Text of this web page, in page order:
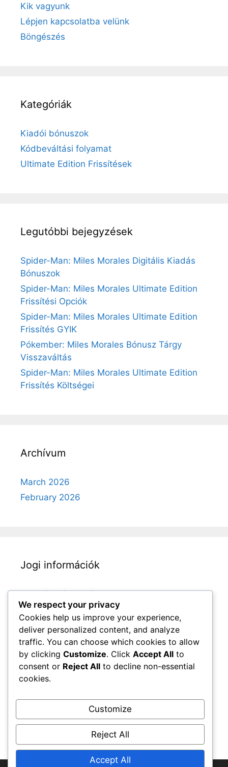
Kik vagyunk
Lépjen kapcsolatba velünk
Böngészés
Kategóriák
Kiadói bónuszok
Kódbeváltási folyamat
Ultimate Edition Frissítések
Legutóbbi bejegyzések
Spider-Man: Miles Morales Digitális Kiadás
Bónuszok
Spider-Man: Miles Morales Ultimate Edition
Frissítési Opciók
Spider-Man: Miles Morales Ultimate Edition
Frissítés GYIK
Pókember: Miles Morales Bónusz Tárgy
Visszaváltás
Spider-Man: Miles Morales Ultimate Edition
Frissítés Költségei
Archívum
March 2026
February 2026
Jogi információk
Szolgáltatási feltételek
Sütik és követés
Lépjen kapcsolatba velünk
Kik vagyunk
Az Ön adatvédelme
Search
We respect your privacy
Cookies help us improve your experience,
deliver personalized content, and analyze
traffic. You can choose which cookies to allow
by clicking Customize. Click Accept All to
consent or Reject All to decline non-essential
cookies.
Customize
Reject All
Accept All